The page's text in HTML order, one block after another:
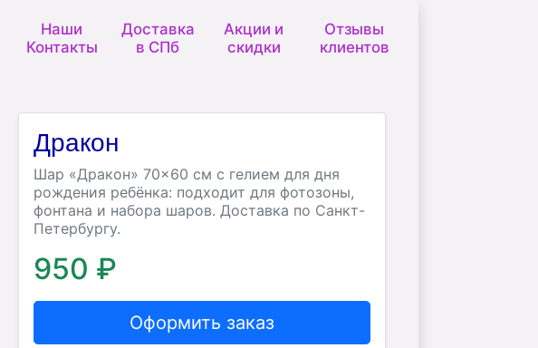
Наши
Контакты
Доставка
в СПб
Акции и
скидки
Отзывы
клиентов
Дракон
Шар «Дракон» 70×60 см с гелием для дня
рождения ребёнка: подходит для фотозоны,
фонтана и набора шаров. Доставка по Санкт-
Петербургу.
950 ₽
Оформить заказ